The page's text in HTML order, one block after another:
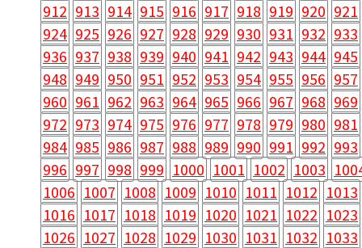
912 913 914 915 916 917 918 919 920 921
924 925 926 927 928 929 930 931 932 933
936 937 938 939 940 941 942 943 944 945
948 949 950 951 952 953 954 955 956 957
960 961 962 963 964 965 966 967 968 969
972 973 974 975 976 977 978 979 980 981
984 985 986 987 988 989 990 991 992 993
996 997 998 999 1000 1001 1002 1003
1006 1007 1008 1009 1010 1011 1012 1013
1016 1017 1018 1019 1020 1021 1022 1023
1026 1027 1028 1029 1030 1031 1032 1033